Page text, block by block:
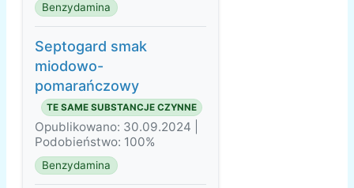
Benzydamina
Septogard smak
miodowo-
pomarańczowy
TE SAME SUBSTANCJE CZYNNE
Opublikowano: 30.09.2024 |
Podobieństwo: 100%
Benzydamina